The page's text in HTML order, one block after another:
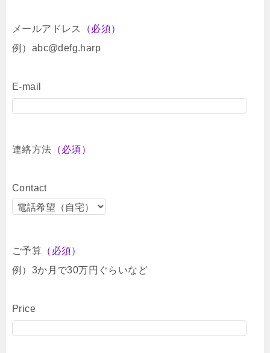
メールアドレス
（必須）
例）abc@defg.harp
E-mail
連絡方法 （必須）
Contact
ご予算 （必須）
例）3か月で30万円ぐらいなど
Price